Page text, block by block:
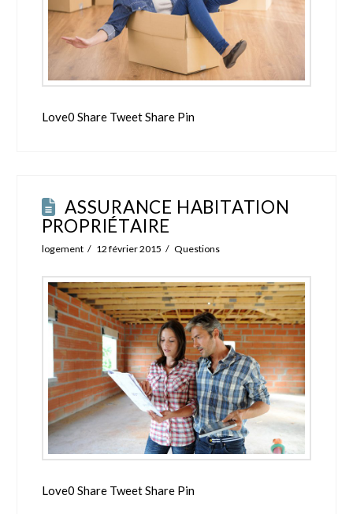
Love0 Share Tweet Share Pin
ASSURANCE HABITATION
PROPRIÉTAIRE
logement 12 février 2015 Questions
Love0 Share Tweet Share Pin